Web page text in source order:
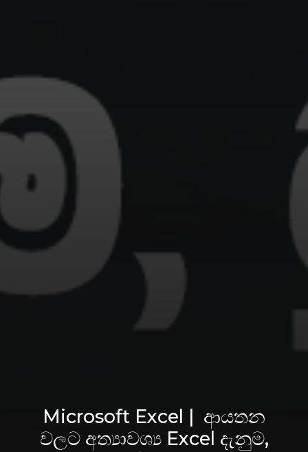
Microsoft Excel | ආයතන
වලට අත්‍යාවශ්‍ය Excel දැනුම,